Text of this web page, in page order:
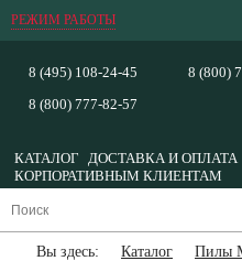
РЕЖИМ РАБОТЫ
8 (495) 108-24-45
8 (800) 777-82-57
8 (800)
КАТАЛОГ ДОСТАВКА И ОПЛАТА
КОРПОРАТИВНЫМ КЛИЕНТАМ
Вы здесь: Каталог
Пилы